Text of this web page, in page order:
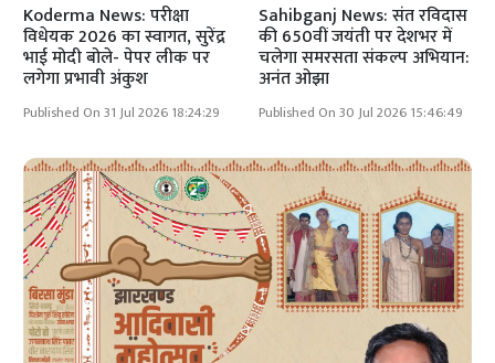
Koderma News: परीक्षा
विधेयक 2026 का स्वागत, सुरेंद्र
भाई मोदी बोले- पेपर लीक पर
लगेगा प्रभावी अंकुश
Published On 31 Jul 2026 18:24:29
Sahibganj News: संत रविदास
की 650वीं जयंती पर देशभर में
चलेगा समरसता संकल्प अभियान:
अनंत ओझा
Published On 30 Jul 2026 15:46:49